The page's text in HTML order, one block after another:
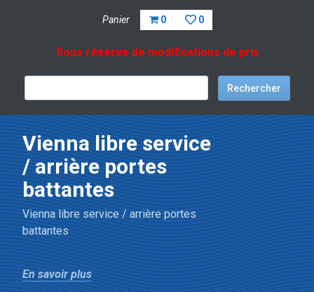
Panier 0 0
Sous réserve de modifications de prix
Vienna libre service
/ arrière portes
battantes
Vienna libre service / arrière portes
battantes
En savoir plus